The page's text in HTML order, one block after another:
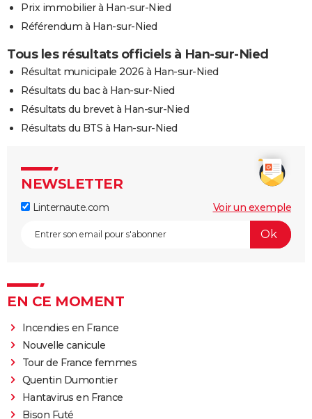
Prix immobilier à Han-sur-Nied
Référendum à Han-sur-Nied
Tous les résultats officiels à Han-sur-Nied
Résultat municipale 2026 à Han-sur-Nied
Résultats du bac à Han-sur-Nied
Résultats du brevet à Han-sur-Nied
Résultats du BTS à Han-sur-Nied
NEWSLETTER
Linternaute.com Voir un exemple
EN CE MOMENT
Incendies en France
Nouvelle canicule
Tour de France femmes
Quentin Dumontier
Hantavirus en France
Bison Futé